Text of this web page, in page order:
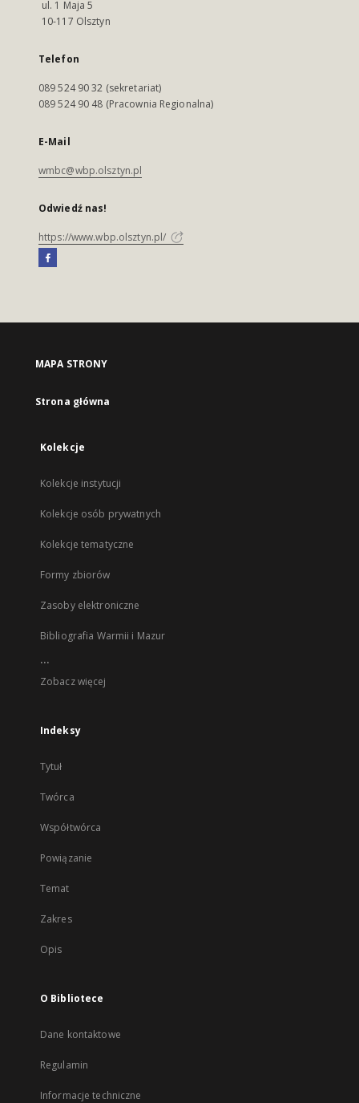
ul. 1 Maja 5
10-117 Olsztyn
Telefon
089 524 90 32 (sekretariat)
089 524 90 48 (Pracownia Regionalna)
E-Mail
wmbc@wbp.olsztyn.pl
Odwiedź nas!
https://www.wbp.olsztyn.pl/
MAPA STRONY
Strona główna
Kolekcje
Kolekcje instytucji
Kolekcje osób prywatnych
Kolekcje tematyczne
Formy zbiorów
Zasoby elektroniczne
Bibliografia Warmii i Mazur
...
Zobacz więcej
Indeksy
Tytuł
Twórca
Współtwórca
Powiązanie
Temat
Zakres
Opis
O Bibliotece
Dane kontaktowe
Regulamin
Informacje techniczne